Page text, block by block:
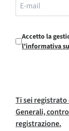
Accetto la
l'informativa
Ti sei registrato
Generali,
registrazione.